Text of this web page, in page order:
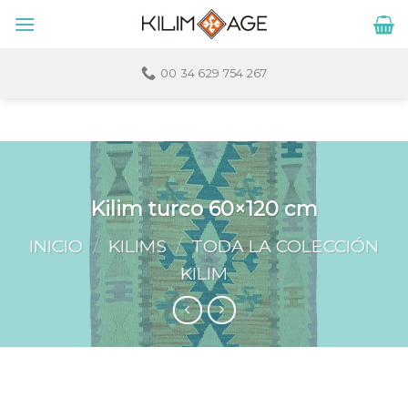
00 34 629 754 267
Kilim turco 60×120 cm
INICIO / KILIMS / TODA LA COLECCIÓN
KILIM